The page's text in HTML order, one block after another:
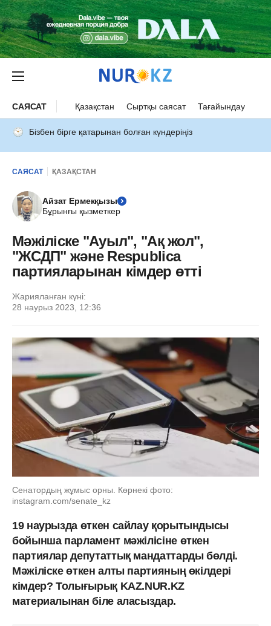
САЯСАТ Қазақстан Сыртқы саясат Тағайындау
Бізбен бірге қатарынан болған күндеріңіз
САЯСАТ ҚАЗАҚСТАН
Айзат Ермекқызы
Бұрынғы қызметкер
Мәжіліске "Ауыл", "Ақ жол",
"ЖСДП" және Respublica
партияларынан кімдер өтті
Жарияланған күні:
28 наурыз 2023, 12:36
Сенатордың жұмыс орны. Көрнекі фото:
instagram.com/senate_kz
19 наурызда өткен сайлау қорытындысы
бойынша парламент мәжілісіне өткен
партиялар депутаттық мандаттарды бөлді.
Мәжіліске өткен алты партияның өкілдері
кімдер? Толығырық KAZ.NUR.KZ
материалынан біле аласыздар.